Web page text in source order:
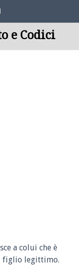
e Codici
a colui che è
figlio legittimo.